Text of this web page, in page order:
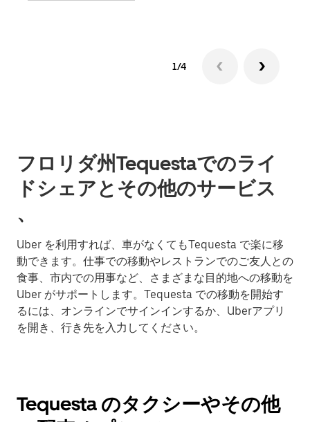
1/4
フロリダ州Tequestaでのライ
ドシェアとその他のサービス
、
Uber を利用すれば、車がなくてもTequesta で楽に移
動できます。仕事での移動やレストランでのご友人との
食事、市内での用事など、さまざまな目的地への移動を
Uber がサポートします。Tequesta での移動を開始す
るには、オンラインでサインインするか、Uberアプリ
を開き、行き先を入力してください。
Tequesta のタクシーやその他